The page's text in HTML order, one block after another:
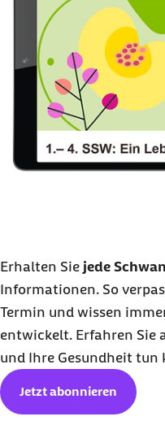
Erhalten Sie jede
Informationen. So
Termin und wissen
entwickelt. Erfahren Sie
und Ihre Gesundheit tun
Jetzt abonnieren